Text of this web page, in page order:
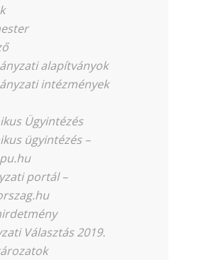
alapítványok
intézmények
Ügyintézés
ügyintézés –
portál –
Választás 2019.